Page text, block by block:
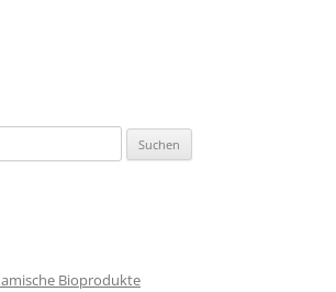
Bioprodukte